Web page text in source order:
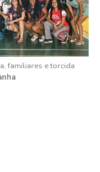
familiares e torcida